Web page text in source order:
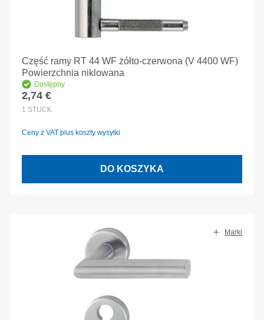
Część ramy RT 44 WF żółto-czerwona (V 4400 WF)
Powierzchnia niklowana
Dostępny
Cena regularna:
2,74 €
1 STÜCK
Ceny z VAT plus koszty wysyłki
DO KOSZYKA
Marki